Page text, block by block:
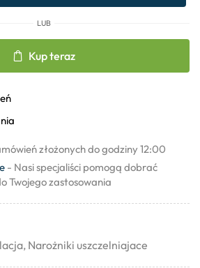
LUB
Kup teraz
złożonych do godziny 12:00
- Nasi specjaliści pomogą dobrać
Twojego zastosowania
, Narożniki uszczelniajace